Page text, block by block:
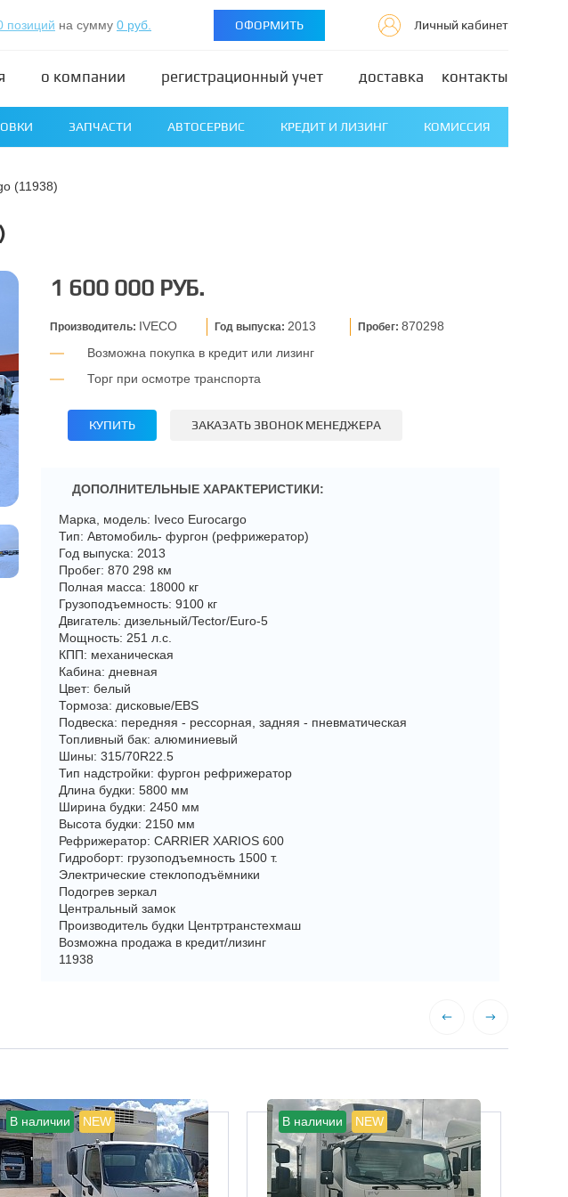
позиций на сумму 0 руб. ОФОРМИТЬ Личный кабинет
о компании регистрационный учет доставка контакты
ЗАПЧАСТИ АВТОСЕРВИС КРЕДИТ И ЛИЗИНГ КОМИССИЯ
(11938)
1 600 000 РУБ.
Производитель: IVECO Год выпуска:2013 Пробег:870298
Возможна покупка в кредит или лизинг
Торг при осмотре транспорта
КУПИТЬ ЗАКАЗАТЬ ЗВОНОК МЕНЕДЖЕРА
ДОПОЛНИТЕЛЬНЫЕ ХАРАКТЕРИСТИКИ:
Марка, модель: Iveco Eurocargo
Тип: Автомобиль- фургон (рефрижератор)
Год выпуска: 2013
Пробег: 870 298 км
Полная масса: 18000 кг
Грузоподъемность: 9100 кг
Двигатель: дизельный/Tector/Euro-5
Мощность: 251 л.с.
КПП: механическая
Кабина: дневная
Цвет: белый
Тормоза: дисковые/EBS
Подвеска: передняя - рессорная, задняя - пневматическая
Топливный бак: алюминиевый
Шины: 315/70R22.5
Тип надстройки: фургон рефрижератор
Длина будки: 5800 мм
Ширина будки: 2450 мм
Высота будки: 2150 мм
Рефрижератор: CARRIER XARIOS 600
Гидроборт: грузоподъемность 1500 т.
Электрические стеклоподъёмники
Подогрев зеркал
Центральный замок
Производитель будки Центртранстехмаш
Возможна продажа в кредит/лизинг
11938
В наличии NEW В наличии NEW